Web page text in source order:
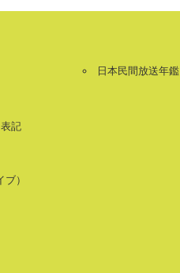
日本民間放送年鑑
記
）